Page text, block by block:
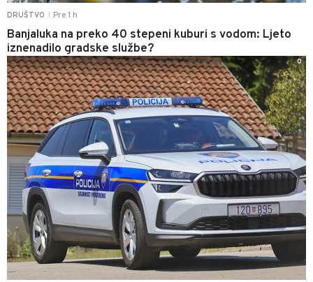
DRUŠTVO Pre 1 h
Banjaluka na preko 40 stepeni kuburi s vodom: Ljeto
iznenadilo gradske službe?
0